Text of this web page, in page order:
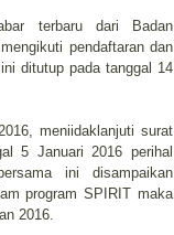
terbaru dari Badan
pendaftaran dan
ditutup pada tanggal 14
meniidaklanjuti surat
5 Januari 2016 perihal
ini disampaikan
program SPIRIT maka
2016.